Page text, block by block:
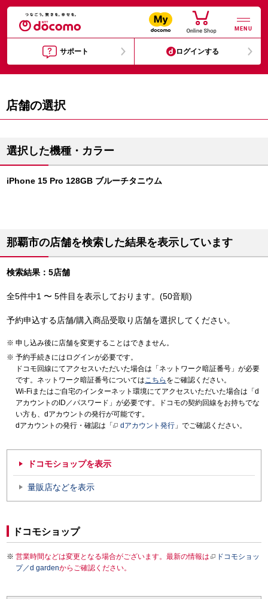
MENU
サポート ログインする
店舗の選択
選択した機種・カラー
iPhone 15 Pro 128GB ブルーチタニウム
那覇市の店舗を検索した結果を表示しています
検索結果：5店舗
全5件中1 〜 5件目を表示しております。(50音順)
予約申込する店舗/購入商品受取り店舗を選択してください。
申し込み後に店舗を変更することはできません。
予約手続きにはログインが必要です。
ドコモ回線にてアクセスいただいた場合は「ネットワーク暗証番号」が必要
です。ネットワーク暗証番号についてはこちら をご確認ください。
Wi-Fiまたはご自宅のインターネット環境にてアクセスいただいた場合は「d
アカウントのID／パスワード」が必要です。ドコモの契約回線をお持ちでな
い方も、dアカウントの発行が可能です。
dアカウントの発行・確認は「
dアカウント発行 」でご確認ください。
ドコモショップを表示
量販店などを表示
ドコモショップ
営業時間などは変更となる場合がございます。最新の情報は
ドコモショッ
プ／d gardenからご確認ください。